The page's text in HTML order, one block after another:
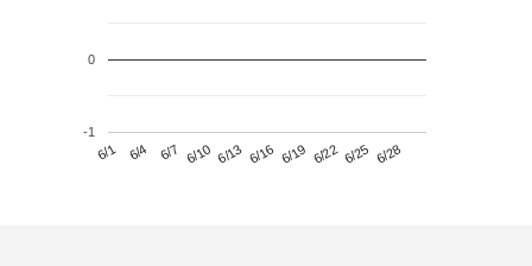
6/1 6/4 6/7 6/10 6/13 6/16 6/19 6/22 6/25 6/28
-1
0